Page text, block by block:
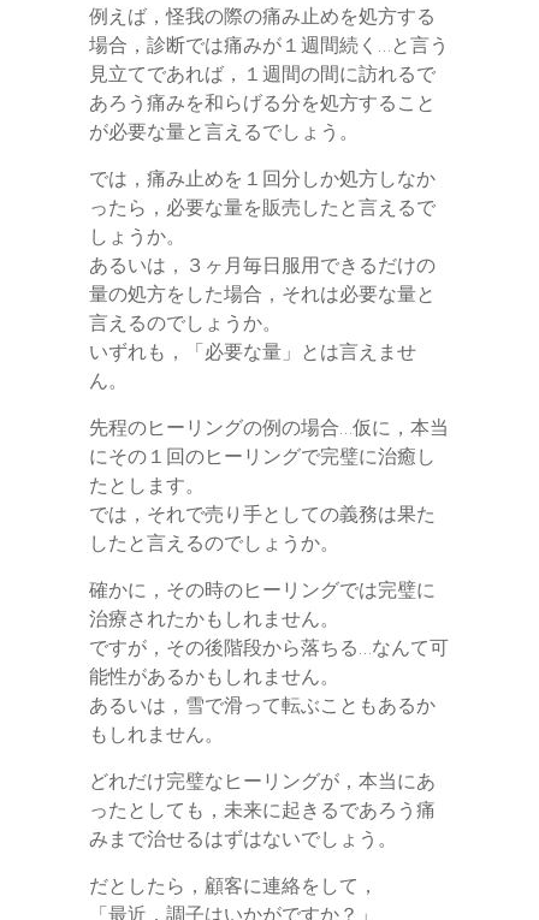
例えば，怪我の際の痛み止めを処方する
場合，診断では痛みが１週間続く…と言う
見立てであれば，１週間の間に訪れるで
あろう痛みを和らげる分を処方すること
が必要な量と言えるでしょう。
では，痛み止めを１回分しか処方しなか
ったら，必要な量を販売したと言えるで
しょうか。
あるいは，３ヶ月毎日服用できるだけの
量の処方をした場合，それは必要な量と
言えるのでしょうか。
いずれも，「必要な量」とは言えませ
ん。
先程のヒーリングの例の場合…仮に，本当
にその１回のヒーリングで完璧に治癒し
たとします。
では，それで売り手としての義務は果た
したと言えるのでしょうか。
確かに，その時のヒーリングでは完璧に
治療されたかもしれません。
ですが，その後階段から落ちる…なんて可
能性があるかもしれません。
あるいは，雪で滑って転ぶこともあるか
もしれません。
どれだけ完璧なヒーリングが，本当にあ
ったとしても，未来に起きるであろう痛
みまで治せるはずはないでしょう。
だとしたら，顧客に連絡をして，
「最近，調子はいかがですか？」